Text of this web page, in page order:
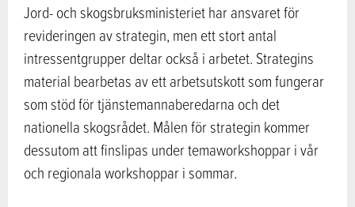
Jord- och skogsbruksministeriet har ansvaret för
revideringen av strategin, men ett stort antal
intressentgrupper deltar också i arbetet. Strategins
material bearbetas av ett arbetsutskott som fungerar
som stöd för tjänstemannaberedarna och det
nationella skogsrådet. Målen för strategin kommer
dessutom att finslipas under temaworkshoppar i vår
och regionala workshoppar i sommar.